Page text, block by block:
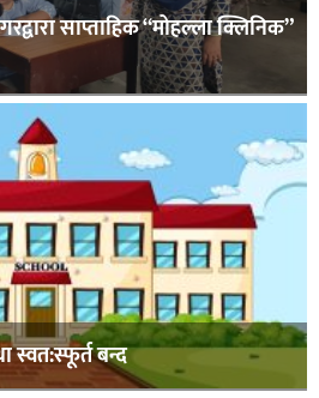
साप्ताहिक “मोहल्ला क्लिनिक”
स्वत:स्फूर्त बन्द